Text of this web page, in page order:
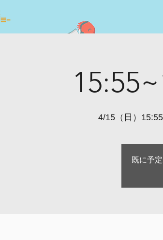
4/15（日）
既に予